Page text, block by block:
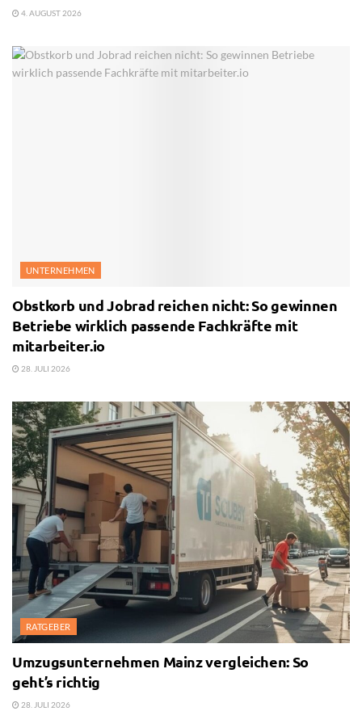
4. AUGUST 2026
UNTERNEHMEN
Obstkorb und Jobrad reichen nicht: So gewinnen
Betriebe wirklich passende Fachkräfte mit
mitarbeiter.io
28. JULI 2026
RATGEBER
Umzugsunternehmen Mainz vergleichen: So
geht’s richtig
28. JULI 2026